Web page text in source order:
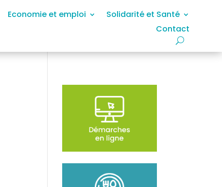
Economie et emploi
Solidarité et Santé
Contact